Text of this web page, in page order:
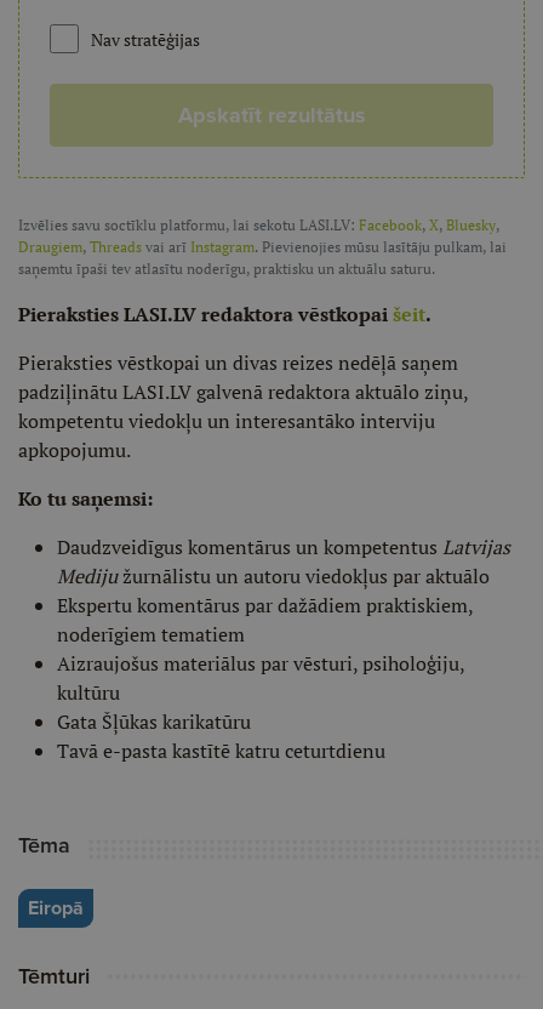
Nav stratēģijas
Apskatīt rezultātus
Izvēlies savu soctīklu platformu, lai sekotu LASI.LV: Facebook, X, Bluesky,
Draugiem, Threads vai arī Instagram. Pievienojies mūsu lasītāju pulkam, lai
saņemtu īpaši tev atlasītu noderīgu, praktisku un aktuālu saturu.
Pieraksties LASI.LV redaktora vēstkopaišeit.
Pieraksties vēstkopai un divas reizes nedēļā saņem
padziļinātu LASI.LV galvenā redaktora aktuālo ziņu,
kompetentu viedokļu un interesantāko interviju
apkopojumu.
Ko tu saņemsi:
Daudzveidīgus komentārus un kompetentus Latvijas
Medijužurnālistu un autoru viedokļus par aktuālo
Ekspertu komentārus par dažādiem praktiskiem,
noderīgiem tematiem
Aizraujošus materiālus par vēsturi, psiholoģiju,
kultūru
Gata Šļūkas karikatūru
Tavā e-pasta kastītē katru ceturtdienu
Tēma
Eiropā
Tēmturi